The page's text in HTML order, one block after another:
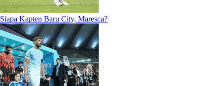
Siapa Kapten Baru City, Maresca?